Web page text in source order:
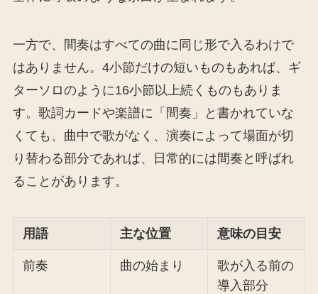
一方で、間奏はすべての曲に同じ形で入るわけで
はありません。4小節だけの短いものもあれば、ギ
ターソロのように16小節以上続くものもありま
す。歌詞カードや楽譜に「間奏」と書かれていな
くても、曲中で歌がなく、演奏によって場面が切
り替わる部分であれば、日常的には間奏と呼ばれ
ることがあります。
用語 主な位置 意味の目安
前奏 曲の始まり
歌が入る前の
導入部分